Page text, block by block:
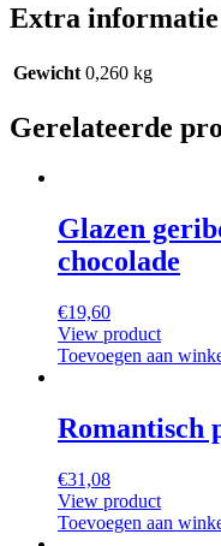
Extra informatie
Gewicht 0,260 kg
Gerelateerde
Glazen
chocolade
€19,60
View product
Toevoegen aan
Romantisch
€31,08
View product
Toevoegen aan